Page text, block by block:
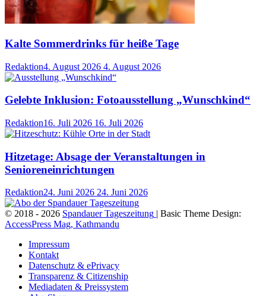
Kalte Sommerdrinks für heiße Tage
Redaktion4. August 2026 4. August 2026
Gelebte Inklusion: Fotoausstellung „Wunschkind“
Redaktion16. Juli 2026 16. Juli 2026
Hitzetage: Absage der Veranstaltungen in
Senioreneinrichtungen
Redaktion24. Juni 2026 24. Juni 2026
© 2018 - 2026 Spandauer Tageszeitung | Basic Theme Design:
AccessPress Mag, Kathmandu
Impressum
Kontakt
Datenschutz & ePrivacy
Transparenz & Citizenship
Mediadaten & Preissystem